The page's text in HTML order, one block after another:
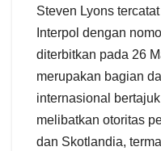
Steven Lyons
Interpol dengan
diterbitkan pada 26
merupakan bagian
internasional
melibatkan otoritas
dan Skotlandia,